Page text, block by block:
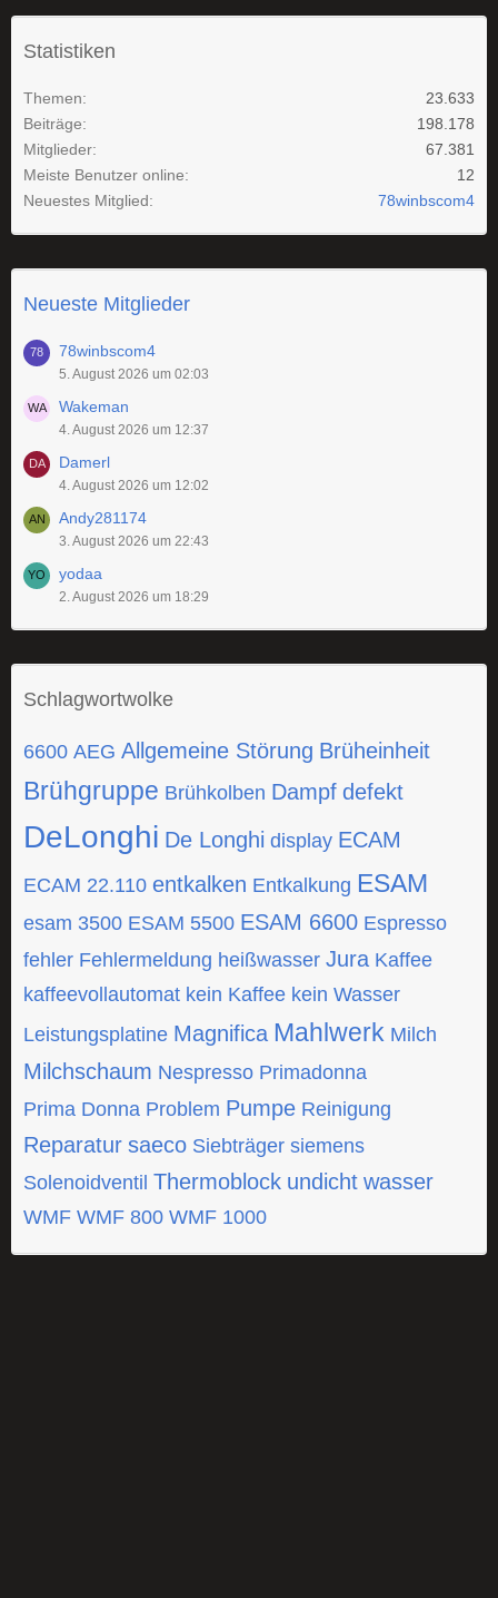
Statistiken
Themen
23.633
Beiträge
198.178
Mitglieder
67.381
Meiste Benutzer online
12
Neuestes Mitglied
78winbscom4
Neueste Mitglieder
78winbscom4
5. August 2026 um 02:03
Wakeman
4. August 2026 um 12:37
Damerl
4. August 2026 um 12:02
Andy281174
3. August 2026 um 22:43
yodaa
2. August 2026 um 18:29
Schlagwortwolke
6600 AEG Allgemeine Störung Brüheinheit
Brühgruppe Brühkolben Dampf defekt
DeLonghi De Longhi display ECAM
ECAM 22.110 entkalken Entkalkung ESAM
esam 3500 ESAM 5500 ESAM 6600 Espresso
fehler Fehlermeldung heißwasser Jura Kaffee
kaffeevollautomat kein Kaffee kein Wasser
Leistungsplatine Magnifica Mahlwerk Milch
Milchschaum Nespresso Primadonna
Prima Donna Problem Pumpe Reinigung
Reparatur saeco Siebträger siemens
Solenoidventil Thermoblock undicht wasser
WMF WMF 800 WMF 1000